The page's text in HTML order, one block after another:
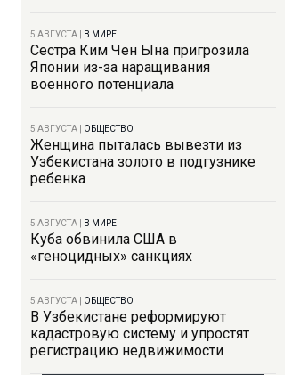
5 АВГУСТА В МИРЕ
Сестра Ким Чен Ына пригрозила
Японии из-за наращивания
военного потенциала
5 АВГУСТА ОБЩЕСТВО
Женщина пыталась вывезти из
Узбекистана золото в подгузнике
ребенка
5 АВГУСТА В МИРЕ
Куба обвинила США в
«геноцидных» санкциях
5 АВГУСТА ОБЩЕСТВО
В Узбекистане реформируют
кадастровую систему и упростят
регистрацию недвижимости